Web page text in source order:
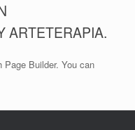
ARTETERAPIA.
Page Builder. You can